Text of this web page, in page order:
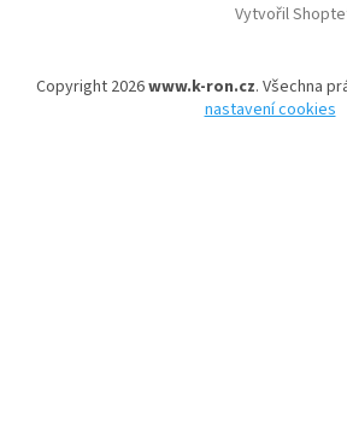
Vytvořil
Copyright 2026www.k-ron.cz. Všechna
nastavení cookies